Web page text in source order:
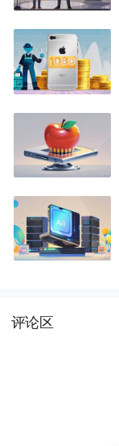
评论区